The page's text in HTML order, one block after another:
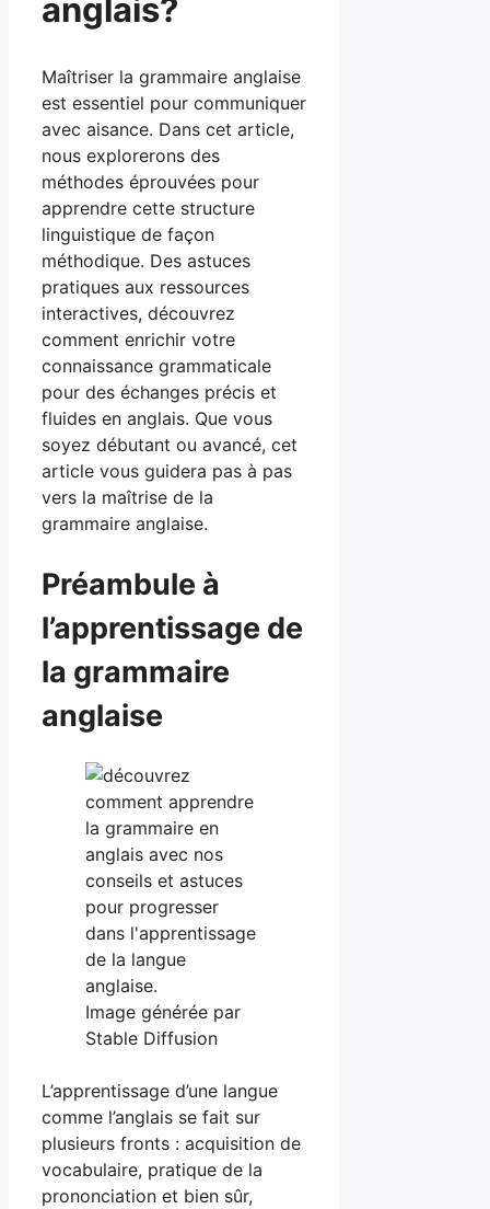
anglais?
Maîtriser la grammaire anglaise
est essentiel pour communiquer
avec aisance. Dans cet article,
nous explorerons des
méthodes éprouvées pour
apprendre cette structure
linguistique de façon
méthodique. Des astuces
pratiques aux ressources
interactives, découvrez
comment enrichir votre
connaissance grammaticale
pour des échanges précis et
fluides en anglais. Que vous
soyez débutant ou avancé, cet
article vous guidera pas à pas
vers la maîtrise de la
grammaire anglaise.
Préambule à
l’apprentissage de
la grammaire
anglaise
Image générée par
Stable Diffusion
L’apprentissage d’une langue
comme l’anglais se fait sur
plusieurs fronts : acquisition de
vocabulaire, pratique de la
prononciation et bien sûr,